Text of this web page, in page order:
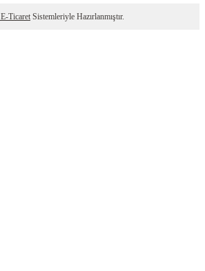
E-Ticaret Sistemleriyle Hazırlanmıştır.